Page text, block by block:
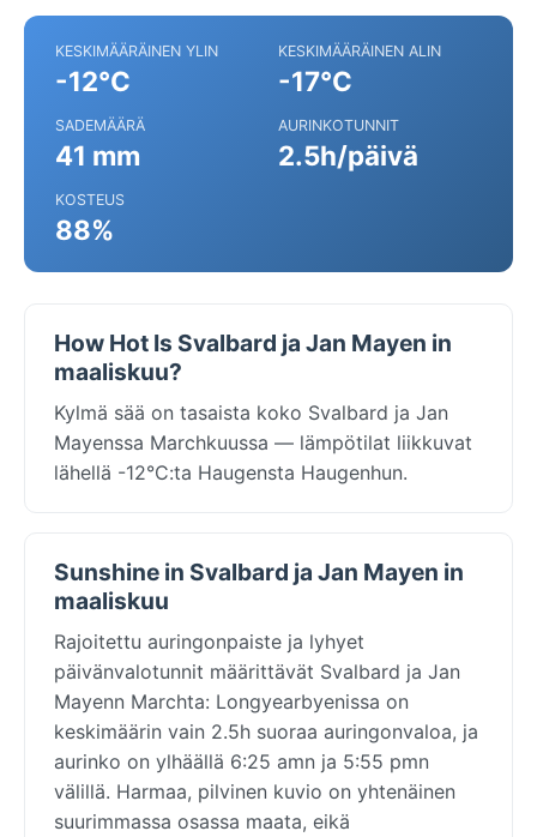
KESKIMÄÄRÄINEN YLIN
-12°C
KESKIMÄÄRÄINEN ALIN
-17°C
SADEMÄÄRÄ
41 mm
AURINKOTUNNIT
2.5h/päivä
KOSTEUS
88%
How Hot Is Svalbard ja Jan Mayen in
maaliskuu?
Kylmä sää on tasaista koko Svalbard ja Jan
Mayenssa Marchkuussa — lämpötilat liikkuvat
lähellä -12°C:ta Haugensta Haugenhun.
Sunshine in Svalbard ja Jan Mayen in
maaliskuu
Rajoitettu auringonpaiste ja lyhyet
päivänvalotunnit määrittävät Svalbard ja Jan
Mayenn Marchta: Longyearbyenissa on
keskimäärin vain 2.5h suoraa auringonvaloa, ja
aurinko on ylhäällä 6:25 amn ja 5:55 pmn
välillä. Harmaa, pilvinen kuvio on yhtenäinen
suurimmassa osassa maata, eikä